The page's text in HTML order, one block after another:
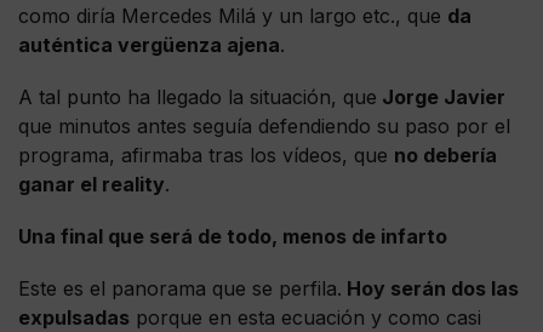
como diría Mercedes Milá y un largo etc., que da
auténtica vergüenza ajena.
A tal punto ha llegado la situación, que Jorge Javier
que minutos antes seguía defendiendo su paso por el
programa, afirmaba tras los vídeos, que no debería
ganar el reality.
Una final que será de todo, menos de infarto
Este es el panorama que se perfila. Hoy serán dos las
expulsadas porque en esta ecuación y como casi